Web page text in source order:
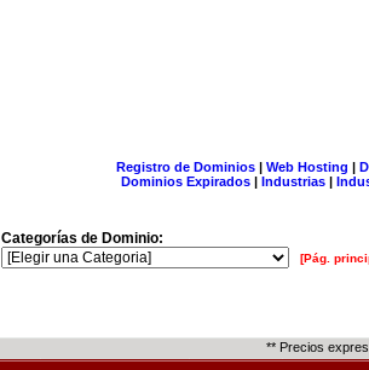
Registro de Dominios| Web Hosting |
Dominios Expirados | Industrias |
Categorías de Dominio:
[Pág.
** Precios